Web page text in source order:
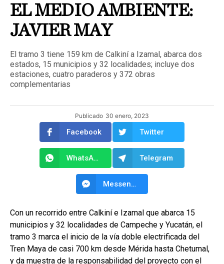
EL MEDIO AMBIENTE:
JAVIER MAY
El tramo 3 tiene 159 km de Calkiní a Izamal, abarca dos
estados, 15 municipios y 32 localidades; incluye dos
estaciones, cuatro paraderos y 372 obras
complementarias
Publicado 30 enero, 2023
Facebook Twitter
WhatsApp Telegram
Messenger
Con un recorrido entre Calkiní e Izamal que abarca 15
municipios y 32 localidades de Campeche y Yucatán, el
tramo 3 marca el inicio de la vía doble electrificada del
Tren Maya de casi 700 km desde Mérida hasta Chetumal,
y da muestra de la responsabilidad del proyecto con el